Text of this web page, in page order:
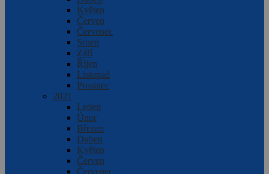
Květen
Červen
Červenec
Srpen
Září
Říjen
Listopad
Prosinec
2021
Leden
Únor
Březen
Duben
Květen
Červen
Červenec